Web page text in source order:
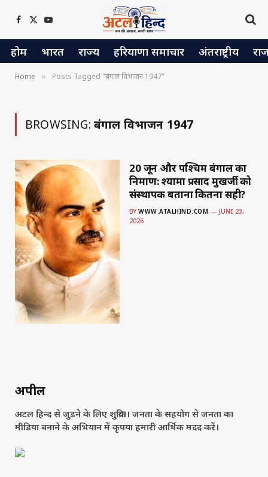
Facebook
X
(Twitter)
YouTube
होम भारत राज्य हरियाणा समाचार अंतराष्ट्रीय
Home » Posts Tagged "बंगाल विभाजन 1947"
BROWSING: बंगाल विभाजन 1947
20 जून और पश्चिम बंगाल का
निर्माण: श्यामा प्रसाद मुखर्जी को
संस्थापक बताना कितना सही?
BY WWW.ATALHIND.COM
JUNE 23,
2026
अपील
अटल हिन्द से जुड़ने के लिए शुक्रिया। जनता के सहयोग से जनता का
मीडिया बनाने के अभियान में कृपया हमारी आर्थिक मदद करें।